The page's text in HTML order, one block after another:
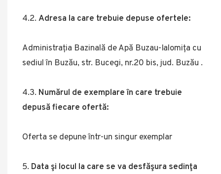
4.2. Adresa la care trebuie depuse ofertele:
Administrația Bazinală de Apă Buzau-Ialomița cu
sediul în Buzău, str. Bucegi, nr.20 bis, jud. Buzău .
4.3. Numărul de exemplare în care trebuie
depusă fiecare ofertă:
Oferta se depune într-un singur exemplar
Data şi locul la care se va desfăşura sedinţa